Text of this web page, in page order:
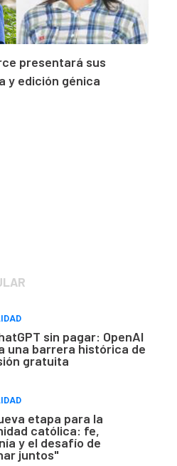
presentará sus
y edición génica
sin pagar: OpenAI
una barrera histórica de
gratuita
etapa para la
católica: fe,
y el desafío de
juntos"